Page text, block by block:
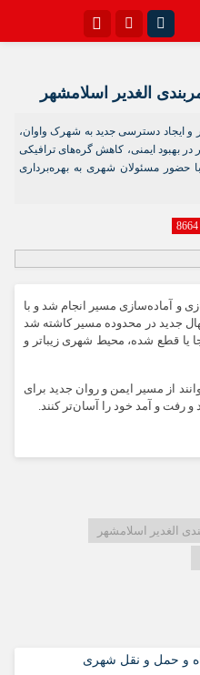
ایتا
اپلیکیشن
الغدیر اسلامشهر
و ایجاد دسترسی جدید به شهرک واوان،
بهبود ایمنی، کاهش گره‌های ترافیکی
حضور مسئولان شهری به بهره‌برداری
8664
و آماده‌سازی مسیر انجام شد و با
حفظ و ارتقای فضای سبز، ۵۰۰ نهال جدید در محدوده مسیر کاشته شد
یا قطع شده، محیط شهری زیباتر و
از مسیر ایمن و روان جدید برای
رفت‌ و آمد خود را آسان‌تر کنند.
الغدیر اسلامشهر
و حمل‌ و نقل شهری